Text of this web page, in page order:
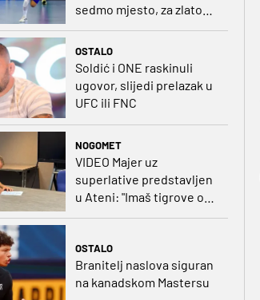
sedmo mjesto, za zlato
OSTALO
Soldić i ONE raskinuli
ugovor, slijedi prelazak u
UFC ili FNC
NOGOMET
VIDEO Majer uz
superlative predstavljen
u Ateni: "Imaš tigrove oči,
vrlo si inteligentan"
OSTALO
Branitelj naslova siguran
na kanadskom Mastersu